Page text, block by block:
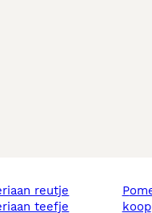
reutje
teefje
pomeriaan bearface te
koop